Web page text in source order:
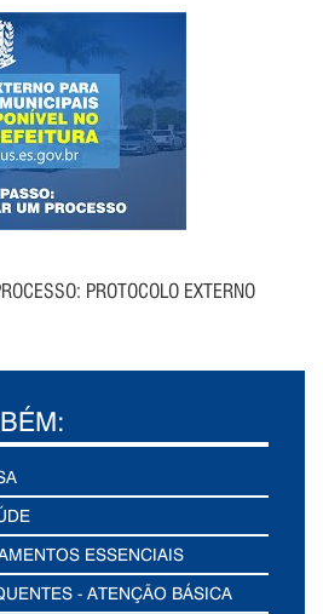
PROTOCOLO EXTERNO
ESSENCIAIS
- ATENÇÃO BÁSICA